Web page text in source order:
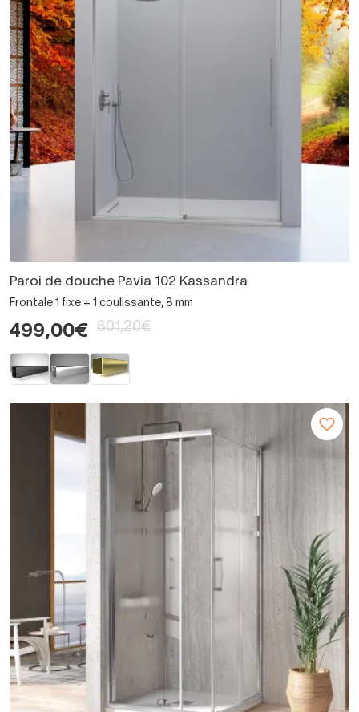
Paroi de douche Pavia 102 Kassandra
Frontale 1 fixe + 1 coulissante, 8 mm
499,00€ 601,20€